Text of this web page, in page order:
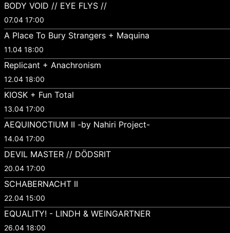
BODY VOID // EYE FLYS //
07.04 17:00
A Place To Bury Strangers + Maquina
11.04 18:00
Replicant + Anachronism
12.04 18:00
KIOSK + Fun Total
13.04 17:00
AEQUINOCTIUM II -by Nahiri Project-
14.04 17:00
DEVIL MASTER // DÖDSRIT
20.04 17:00
SCHABERNACHT II
22.04 15:00
EQUALITY! - LINDH & WEINGARTNER
26.04 18:00